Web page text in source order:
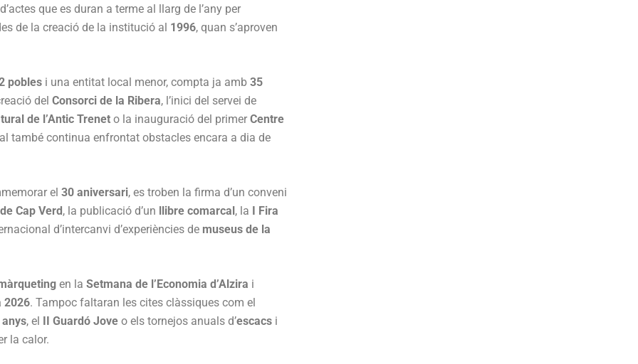
que es duran a terme al llarg de l’any per
de la creació de la institució al 1996, quan s’aproven
pobles i una entitat local menor, compta ja amb 35
del Consorci de la Ribera, l’inici del servei de
de l’Antic Trenet o la inauguració del primer Centre
també continua enfrontat obstacles encara a dia de
el 30 aniversari, es troben la firma d’un conveni
Cap Verd, la publicació d’un llibre comarcal, la I Fira
d’intercanvi d’experiències de museus de la
en la Setmana de l’Economia d’Alzira i
2026. Tampoc faltaran les cites clàssiques com el
, el II Guardó Jove o els tornejos anuals d’escacs i
la calor.